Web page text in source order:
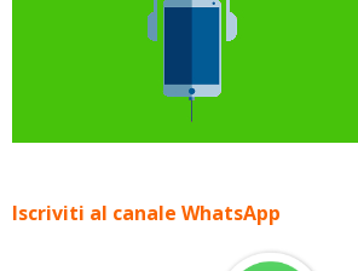
Iscriviti al canale WhatsApp